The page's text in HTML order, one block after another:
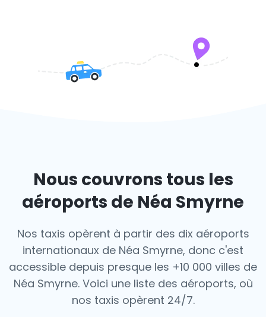
Nous couvrons tous les
aéroports de Néa Smyrne
Nos taxis opèrent à partir des dix aéroports
internationaux de Néa Smyrne, donc c'est
accessible depuis presque les +10 000 villes de
Néa Smyrne. Voici une liste des aéroports, où
nos taxis opèrent 24/7.